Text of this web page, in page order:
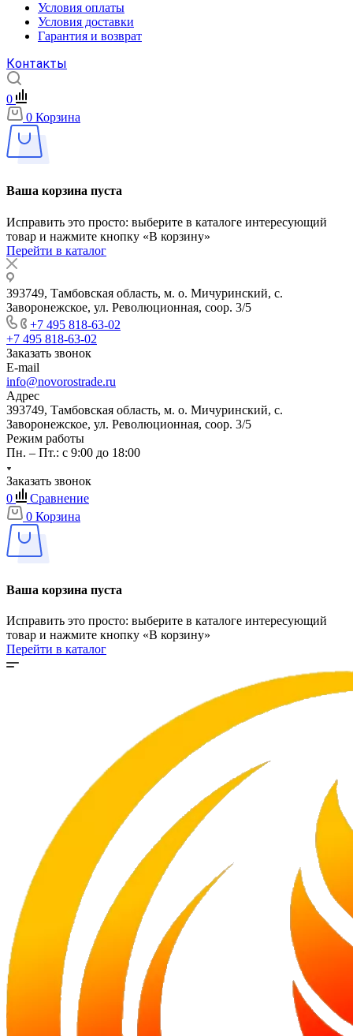
Условия оплаты
Условия доставки
Гарантия и возврат
Контакты
0
0 Корзина
Ваша корзина пуста
Исправить это просто: выберите в каталоге интересующий
товар и нажмите кнопку «В корзину»
Перейти в каталог
393749, Тамбовская область, м. о. Мичуринский, с.
Заворонежское, ул. Революционная, соор. 3/5
+7 495 818-63-02
+7 495 818-63-02
Заказать звонок
E-mail
info@novorostrade.ru
Адрес
393749, Тамбовская область, м. о. Мичуринский, с.
Заворонежское, ул. Революционная, соор. 3/5
Режим работы
Пн. – Пт.: с 9:00 до 18:00
Заказать звонок
0
Сравнение
0 Корзина
Ваша корзина пуста
Исправить это просто: выберите в каталоге интересующий
товар и нажмите кнопку «В корзину»
Перейти в каталог